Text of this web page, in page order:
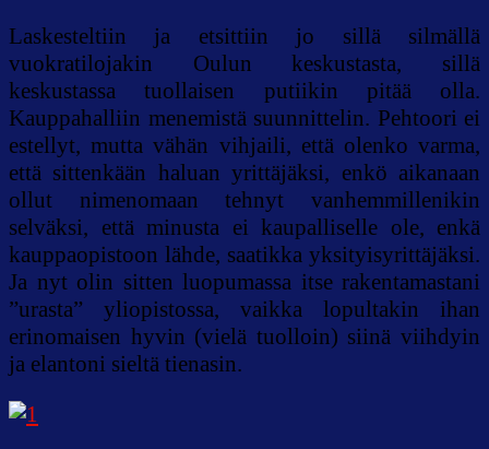
Laskesteltiin ja etsittiin jo sillä silmällä
vuokratilojakin Oulun keskustasta, sillä
keskustassa tuollaisen putiikin pitää olla.
Kauppahalliin menemistä suunnittelin. Pehtoori ei
estellyt, mutta vähän vihjaili, että olenko varma,
että sittenkään haluan yrittäjäksi, enkö aikanaan
ollut nimenomaan tehnyt vanhemmillenikin
selväksi, että minusta ei kaupalliselle ole, enkä
kauppaopistoon lähde, saatikka yksityisyrittäjäksi.
Ja nyt olin sitten luopumassa itse rakentamastani
”urasta” yliopistossa, vaikka lopultakin ihan
erinomaisen hyvin (vielä tuolloin) siinä viihdyin
ja elantoni sieltä tienasin.